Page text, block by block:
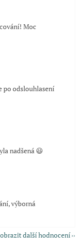
Moc
po odslouhlasení
nadšená 😃
výborná
další hodnocení